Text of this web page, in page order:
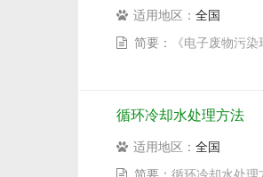
适用地区： 全国
简要：
《电子废物污
循环冷却水处理方法
适用地区： 全国